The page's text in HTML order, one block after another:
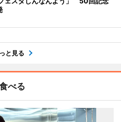
と見る
べる